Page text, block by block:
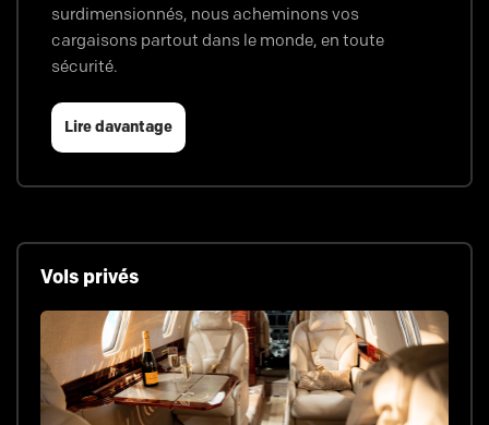
surdimensionnés, nous acheminons vos
cargaisons partout dans le monde, en toute
sécurité.
Lire davantage
Vols privés